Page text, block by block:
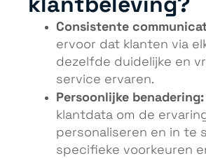
Consistente
ervoor dat klanten via
dezelfde duidelijke en
service ervaren.
Persoonlijke benadering:
klantdata om de
personaliseren en in te
specifieke voorkeuren